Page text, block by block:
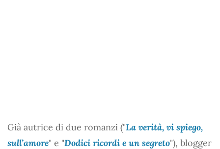
Già autrice di due romanzi ("La verità, vi spiego,
sull’amore" e "Dodici ricordi e un segreto"), blogger